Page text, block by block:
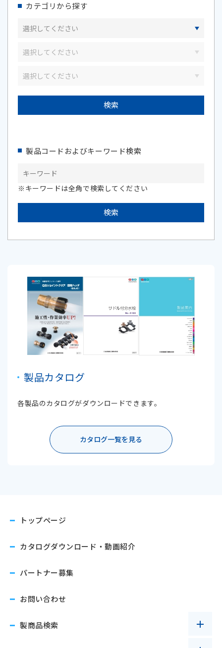
カテゴリから探す
製品コードおよびキーワード検索
※キーワードは全角で検索してください
製品カタログ
各製品のカタログがダウンロードできます。
カタログ一覧を見る
トップページ
カタログダウンロード ・動画紹介
パートナー募集
お問い合わせ
製商品検索